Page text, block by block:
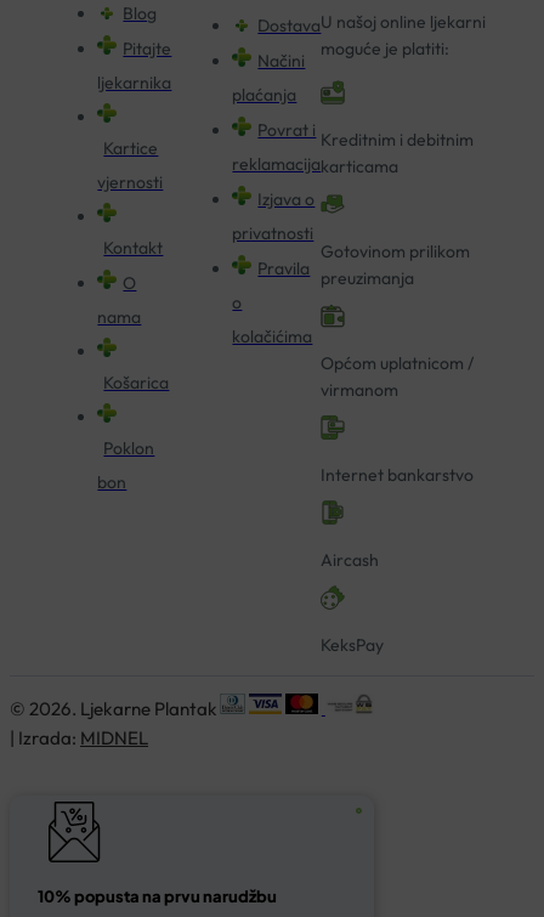
Blog
Pitajte
ljekarnika
Kartice
vjernosti
Kontakt
O
nama
Košarica
Poklon
bon
Dostava
Načini
plaćanja
Povrat i
reklamacija
Izjava o
privatnosti
Pravila
o
kolačićima
U našoj online ljekarni
moguće je platiti:
Kreditnim i debitnim
karticama
Gotovinom prilikom
preuzimanja
Općom uplatnicom /
virmanom
Internet bankarstvo
Aircash
KeksPay
© 2026. Ljekarne Plantak
| Izrada: MIDNEL
10% popusta na prvu narudžbu